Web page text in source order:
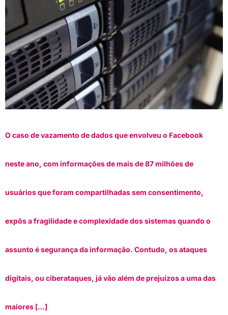
O caso de vazamento de dados que envolveu o Facebook
neste ano, com informações de mais de 87 milhões de
usuários que foram compartilhadas sem consentimento,
expôs a fragilidade e complexidade dos sistemas quando o
assunto é segurança da informação. Contudo, os ataques
digitais, ou ciberataques, já vão além de prejuízos a uma das
maiores […]